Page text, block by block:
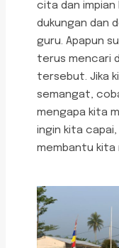
cita dan impian
dukungan dan
guru. Apapun
terus mencari
tersebut. Jika
semangat,
mengapa kita
ingin kita
membantu kita